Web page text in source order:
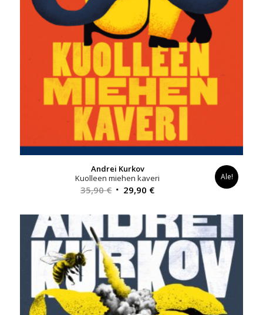
Andrei Kurkov
Kuolleen miehen kaveri
35,90€ Alkuperäinen
oli:
35,90 €.
29,90 €Nykyinen
on:
29,90 €.
Ale!